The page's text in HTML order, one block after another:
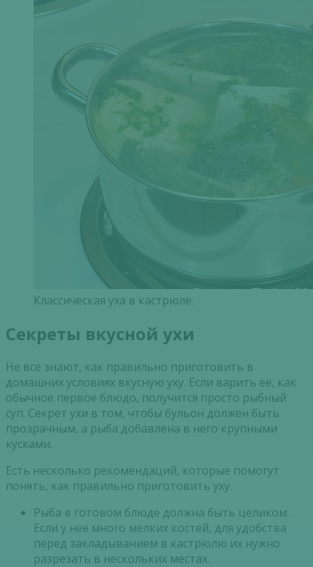
Классическая уха в кастрюле.
Секреты вкусной ухи
Не все знают, как правильно приготовить в
домашних условиях вкусную уху. Если варить ее, как
обычное первое блюдо, получится просто рыбный
суп. Секрет ухи в том, чтобы бульон должен быть
прозрачным, а рыба добавлена в него крупными
кусками.
Есть несколько рекомендаций, которые помогут
понять, как правильно приготовить уху.
Рыба в готовом блюде должна быть целиком.
Если у нее много мелких костей, для удобства
перед закладыванием в кастрюлю их нужно
разрезать в нескольких местах.